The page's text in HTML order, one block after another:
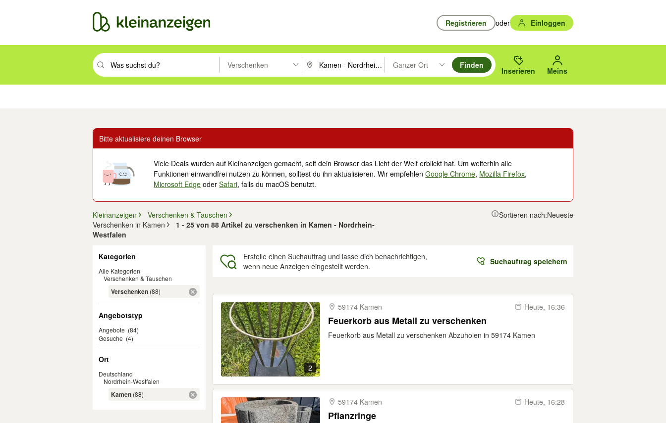
Registrieren oder Einloggen
Suchbegriff eingeben. Eingabetaste drücken um zu suchen, oder Vorschläge mit den Pfeiltasten nach oben/unten durchsuchen und mit Eingabetaste auswählen.
Verschenken PLZ oder Ort eingeben. Eingabetaste drücken um zu suchen, oder Vorschläge mit den Pfeiltasten nach oben/
Ganzer Ort
Suche im Umkreis des gewählten Orts oder PLZ.
Finden
Inserieren Meins
Bitte aktualisiere deinen Browser
Viele Deals wurden auf Kleinanzeigen gemacht, seit dein Browser das Licht der Welt erblickt hat. Um weiterhin alle
Funktionen einwandfrei nutzen zu können, solltest du ihn aktualisieren. Wir empfehlenGoogle Chrome, Mozilla Firefox,
Microsoft Edge oderSafari, falls du macOS benutzt.
Kleinanzeigen
Verschenken & Tauschen
Verschenken in Kamen
1 - 25 von 88 Artikel zu verschenken in Kamen - Nordrhein-
Westfalen
Sortieren nach:Neueste
Kategorien
Alle Kategorien
Verschenken & Tauschen
Verschenken (88)
Angebotstyp
Angebote (84)
Gesuche (4)
Ort
Deutschland
Nordrhein-Westfalen
Kamen (88)
Erstelle einen Suchauftrag und lasse dich benachrichtigen,
wenn neue Anzeigen eingestellt werden.
Suchauftrag speichern
2
59174 Kamen Heute, 16:36
Feuerkorb aus Metall zu verschenken
Feuerkorb aus Metall zu verschenken Abzuholen in 59174 Kamen
59174 Kamen Heute, 16:28
Pflanzringe